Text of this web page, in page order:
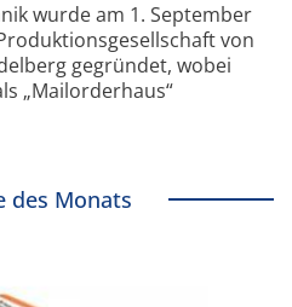
wurde am 1. September
von
gegründet, wobei
„Mailorderhaus“
des Monats